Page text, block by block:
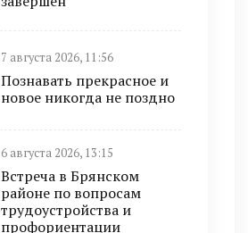
7 августа 2026, 11:56
Познавать прекрасное и
новое никогда не поздно
6 августа 2026, 13:15
Встреча в Брянском
районе по вопросам
трудоустройства и
профориентации